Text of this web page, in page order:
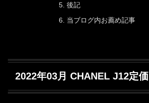
後記
当ブログ内お薦め記事
2022年03月 CHANEL J12定価